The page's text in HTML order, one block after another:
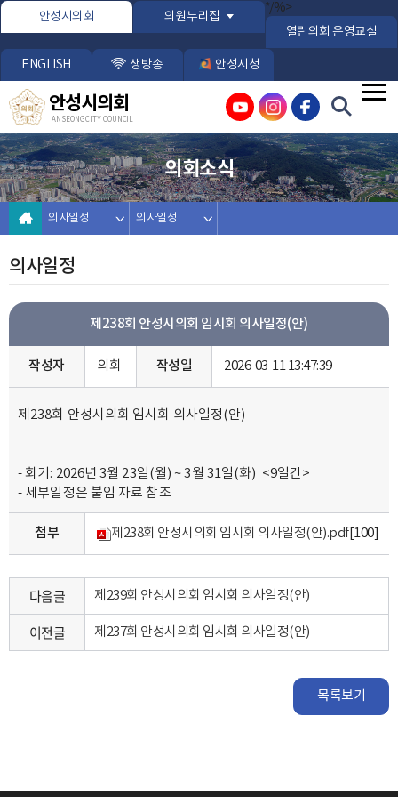
본문바로가기
안성시의회 의원누리집
*/%>
열린의회 운영교실
ENGLISH 생방송 안성시청
안성시의회
ANSEONG CITY COUNCIL
의회소식
의사일정 의사일정
의사일정
제238회 안성시의회 임시회 의사일정(안)
작성자 의회 작성일 2026-03-11 13:47:39
제238회 안성시의회 임시회 의사일정(안)
- 회기: 2026년 3월 23일(월) ~ 3월 31일(화) <9일간>
- 세부일정은 붙임 자료 참조
첨부 제238회 안성시의회 임시회 의사일정(안).pdf[100]
다음글 제239회 안성시의회 임시회 의사일정(안)
이전글 제237회 안성시의회 임시회 의사일정(안)
목록보기